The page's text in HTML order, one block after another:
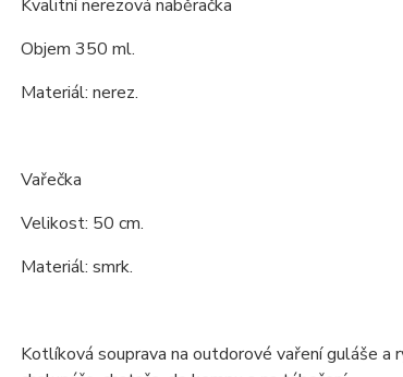
Kvalitní nerezová naběračka
Objem 350 ml.
Materiál: nerez.
Vařečka
Velikost: 50 cm.
Materiál: smrk.
Kotlíková souprava na outdorové vaření guláše a